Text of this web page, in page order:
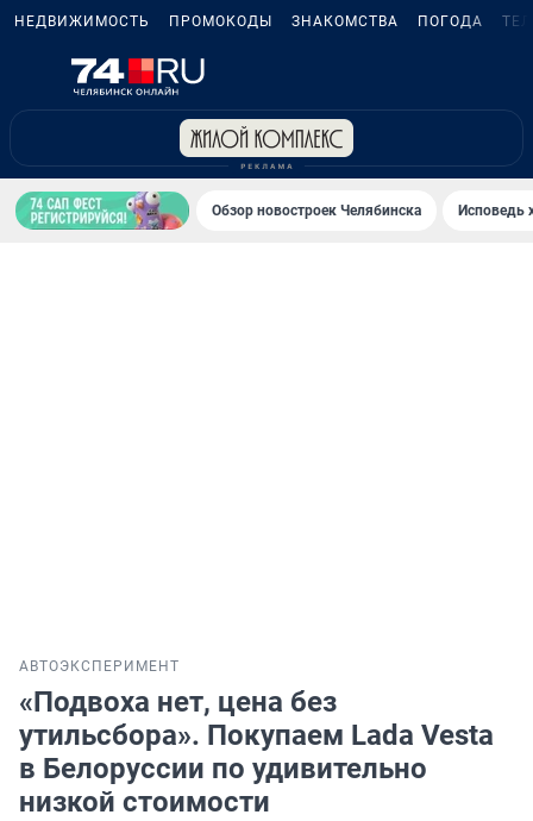
НЕДВИЖИМОСТЬ ПРОМОКОДЫ ЗНАКОМСТВА ПОГОДА
Обзор новостроек Челябинска Исповедь
АВТОЭКСПЕРИМЕНТ
«Подвоха нет, цена без
утильсбора». Покупаем Lada Vesta
в Белоруссии по удивительно
низкой стоимости